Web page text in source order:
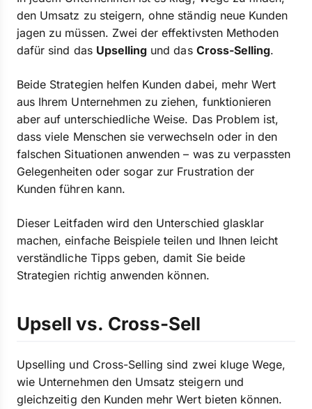
den Umsatz zu steigern, ohne ständig neue Kunden
jagen zu müssen. Zwei der effektivsten Methoden
dafür sind das Upselling und das Cross-Selling.
Beide Strategien helfen Kunden dabei, mehr Wert
aus Ihrem Unternehmen zu ziehen, funktionieren
aber auf unterschiedliche Weise. Das Problem ist,
dass viele Menschen sie verwechseln oder in den
falschen Situationen anwenden – was zu verpassten
Gelegenheiten oder sogar zur Frustration der
Kunden führen kann.
Dieser Leitfaden wird den Unterschied glasklar
machen, einfache Beispiele teilen und Ihnen leicht
verständliche Tipps geben, damit Sie beide
Strategien richtig anwenden können.
Upsell vs. Cross-Sell
Upselling und Cross-Selling sind zwei kluge Wege,
wie Unternehmen den Umsatz steigern und
gleichzeitig den Kunden mehr Wert bieten können.